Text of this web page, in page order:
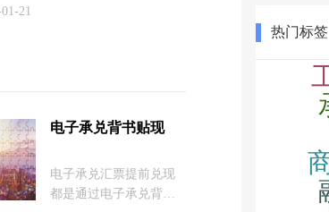
上都有各类企业的商业承兑
21
电子承兑背书贴现
电子承兑汇票提前兑现
都是通过电子承兑背书
热门标签